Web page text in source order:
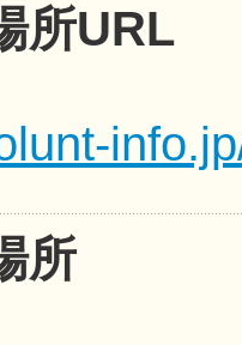
す
情報
所URL
所